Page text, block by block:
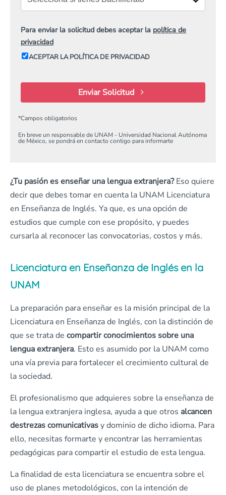
Para enviar la solicitud debes aceptar la política de
privacidad
ACEPTAR LA POLÍTICA DE PRIVACIDAD
Enviar Solicitud
*Campos obligatorios
En breve un responsable de UNAM - Universidad Nacional Autónoma
de México, se pondrá en contacto contigo para informarte
¿Tu pasión es enseñar una lengua extranjera?Eso quiere
decir que debes tomar en cuenta la UNAM Licenciatura
en Enseñanza de Inglés. Ya que, es una opción de
estudios que cumple con ese propósito, y puedes
cursarla al reconocer las convocatorias, costos y más.
Licenciatura en Enseñanza de Inglés en la
UNAM
La preparación para enseñar es la misión principal de la
Licenciatura en Enseñanza de Inglés, con la distinción de
que se trata de compartir conocimientos sobre una
lengua extranjera. Esto es asumido por la UNAM como
una vía previa para fortalecer el crecimiento cultural de
la sociedad.
El profesionalismo que adquieres sobre la enseñanza de
la lengua extranjera inglesa, ayuda a que otros alcancen
destrezas comunicativasy dominio de dicho idioma. Para
ello, necesitas formarte y encontrar las herramientas
pedagógicas para compartir el estudio de esta lengua.
La finalidad de esta licenciatura se encuentra sobre el
uso de planes metodológicos, con la intención de